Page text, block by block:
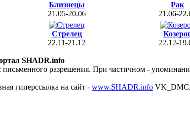
Близнецы
21.05-20.06
Рак
21.06-
Стрелец
22.11-21.12
22.12-
SHADR.info
письменного разрешения. При частичном -
гиперссылка на сайт - www.SHADR.info